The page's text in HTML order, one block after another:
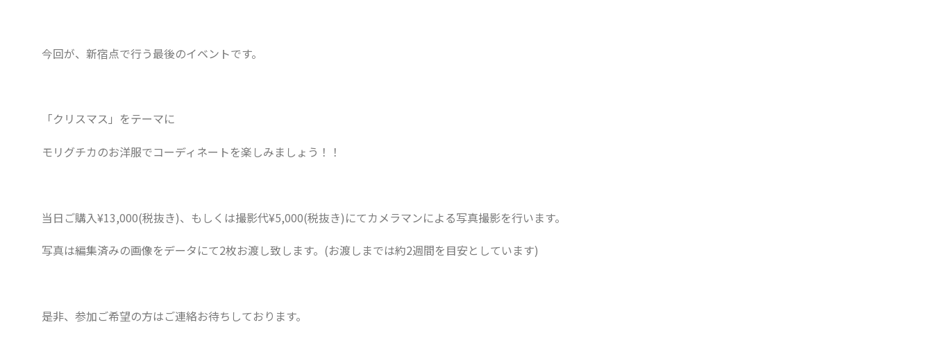
今回が、新宿点で行う最後のイベントです。
「クリスマス」をテーマに
モリグチカのお洋服でコーディネートを楽しみましょう！！
当日ご購入¥13,000(税抜き)、もしくは撮影代¥5,000(税抜き)にてカメラマンによる写真撮影を行います。
写真は編集済みの画像をデータにて2枚お渡し致します。(お渡しまでは約2週間を目安としています)
是非、参加ご希望の方はご連絡お待ちしております。